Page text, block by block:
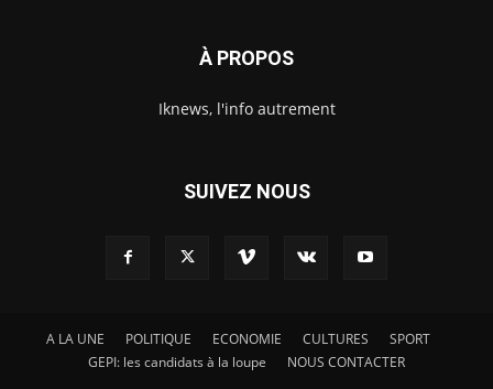
À PROPOS
Iknews, l'info autrement
SUIVEZ NOUS
A LA UNE POLITIQUE ECONOMIE CULTURES
SPORT
GEPI: les candidats à la loupe
NOUS CONTACTER